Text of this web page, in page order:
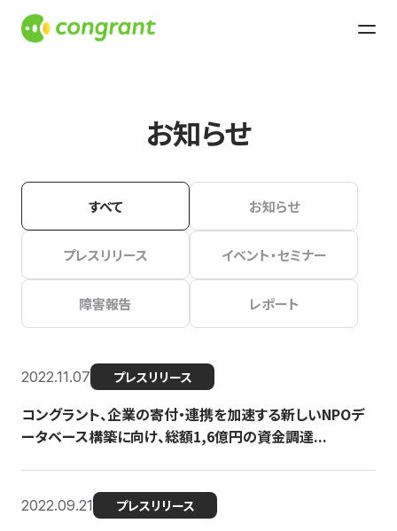
お知らせ
すべて お知らせ
プレスリリース イベント・セミナー
障害報告 レポート
2022.11.07 プレスリリース
コングラント、企業の寄付・連携を加速する新しいNPOデ
ータベース構築に向け、総額1,6億円の資金調達...
2022.09.21 プレスリリース